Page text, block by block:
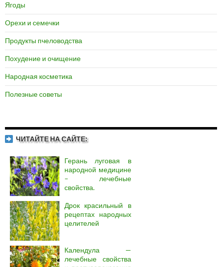
Ягоды
Орехи и семечки
Продукты пчеловодства
Похудение и очищение
Народная косметика
Полезные советы
ЧИТАЙТЕ НА САЙТЕ:
Герань луговая в
народной медицине
– лечебные
свойства.
Дрок красильный в
рецептах народных
целителей
Календула —
лечебные свойства